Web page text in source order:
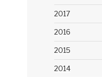
2017
2016
2015
2014